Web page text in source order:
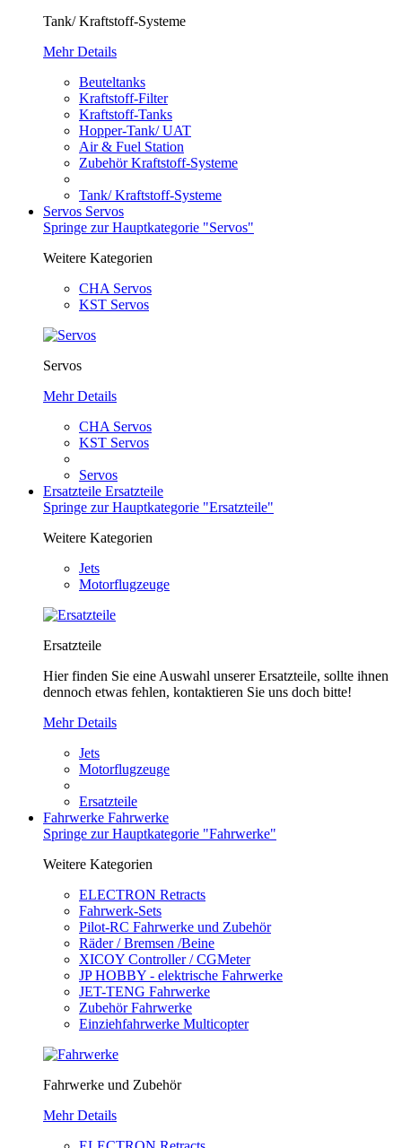
Tank/ Kraftstoff-Systeme
Mehr Details
Beuteltanks
Kraftstoff-Filter
Kraftstoff-Tanks
Hopper-Tank/ UAT
Air & Fuel Station
Zubehör Kraftstoff-Systeme
Tank/ Kraftstoff-Systeme
Servos Servos
Springe zur Hauptkategorie "Servos"
Weitere Kategorien
CHA Servos
KST Servos
Servos
Mehr Details
CHA Servos
KST Servos
Servos
Ersatzteile Ersatzteile
Springe zur Hauptkategorie "Ersatzteile"
Weitere Kategorien
Jets
Motorflugzeuge
Ersatzteile
Hier finden Sie eine Auswahl unserer Ersatzteile, sollte ihnen
dennoch etwas fehlen, kontaktieren Sie uns doch bitte!
Mehr Details
Jets
Motorflugzeuge
Ersatzteile
Fahrwerke Fahrwerke
Springe zur Hauptkategorie "Fahrwerke"
Weitere Kategorien
ELECTRON Retracts
Fahrwerk-Sets
Pilot-RC Fahrwerke und Zubehör
Räder / Bremsen /Beine
XICOY Controller / CGMeter
JP HOBBY - elektrische Fahrwerke
JET-TENG Fahrwerke
Zubehör Fahrwerke
Einziehfahrwerke Multicopter
Fahrwerke und Zubehör
Mehr Details